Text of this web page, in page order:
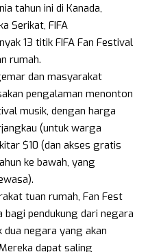
tahun ini di Kanada,
Serikat, FIFA
13 titik FIFA Fan Festival
rumah.
dan masyarakat
pengalaman menonton
musik, dengan harga
(untuk warga
$10 (dan akses gratis
ke bawah, yang
tuan rumah, Fan Fest
pendukung dari negara
negara yang akan
dapat saling